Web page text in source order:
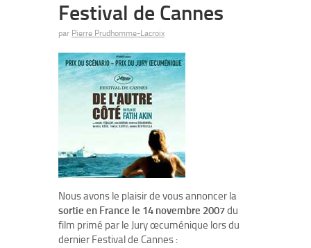
Festival de Cannes
par Pierre Prudhomme-Lacroix
Nous avons le plaisir de vous annoncer la
sortie en France le 14 novembre 2007du
film primé par le Jury œcuménique lors du
dernier Festival de Cannes :